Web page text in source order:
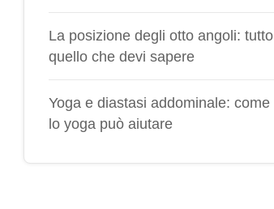
La posizione degli otto angoli: tutto
quello che devi sapere
Yoga e diastasi addominale: come
lo yoga può aiutare